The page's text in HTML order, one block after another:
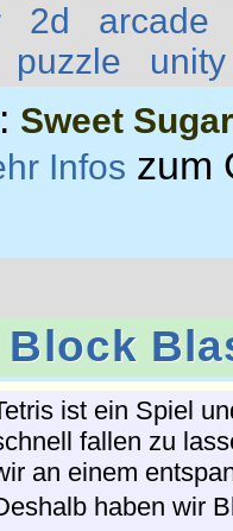
2d
arcade
puzzle unity
Sweet
Infos zum
Block
ist ein Spiel
fallen zu
an einem
haben wir